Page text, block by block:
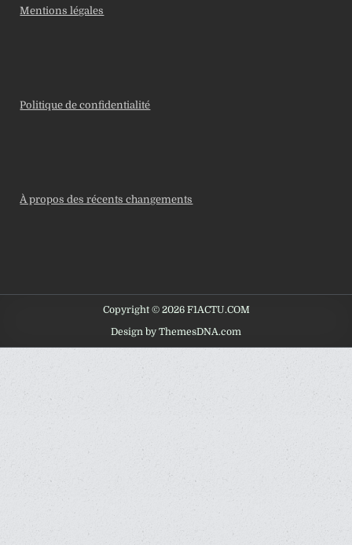
Mentions légales
Politique de confidentialité
À propos des récents changements
Copyright © 2026 F1ACTU.COM
Design by ThemesDNA.com